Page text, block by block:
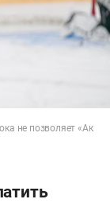
не позволяет «Ак